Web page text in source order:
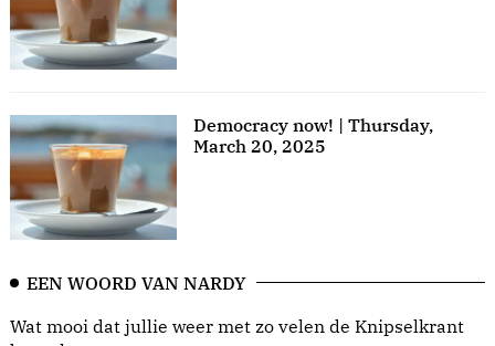
Democracy now! | Thursday,
March 20, 2025
EEN WOORD VAN NARDY
Wat mooi dat jullie weer met zo velen de Knipselkrant